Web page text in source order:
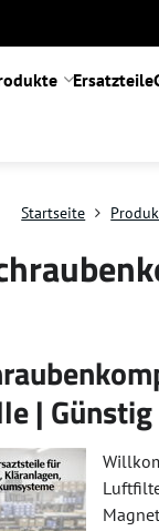
Ersatzteile
Startseite
|